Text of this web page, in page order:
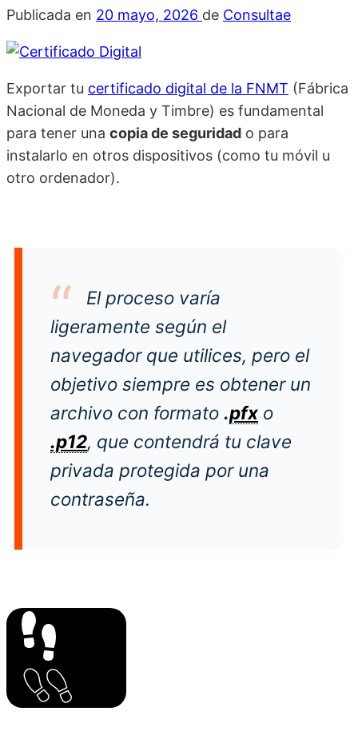
Publicada en 20 mayo, 2026 de Consultae
Exportar tu certificado digital de la FNMT (Fábrica
Nacional de Moneda y Timbre) es fundamental
para tener una copia de seguridad o para
instalarlo en otros dispositivos (como tu móvil u
otro ordenador).
El proceso varía
ligeramente según el
navegador que utilices, pero el
objetivo siempre es obtener un
archivo con formato .pfx o
.p12, que contendrá tu clave
privada protegida por una
contraseña.